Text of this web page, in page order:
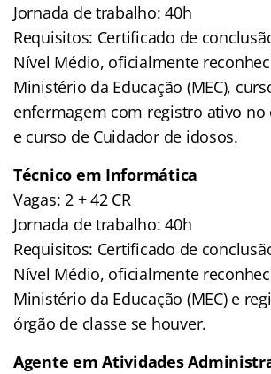
Jornada de trabalho: 40h
Requisitos: Certificado de
Nível Médio, oficialmente
Ministério da Educação (MEC),
enfermagem com registro ativo no
e curso de Cuidador de idosos.
Técnico em Informática
Vagas: 2 + 42 CR
Jornada de trabalho: 40h
Requisitos: Certificado de
Nível Médio, oficialmente
Ministério da Educação (MEC) e
órgão de classe se houver.
Agente em Atividades